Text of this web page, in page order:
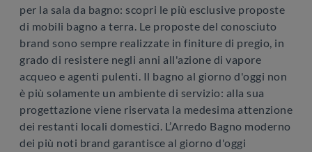
per la sala da bagno: scopri le più esclusive proposte
di mobili bagno a terra. Le proposte del conosciuto
brand sono sempre realizzate in finiture di pregio, in
grado di resistere negli anni all'azione di vapore
acqueo e agenti pulenti. Il bagno al giorno d'oggi non
è più solamente un ambiente di servizio: alla sua
progettazione viene riservata la medesima attenzione
dei restanti locali domestici. L’Arredo Bagno moderno
dei più noti brand garantisce al giorno d'oggi